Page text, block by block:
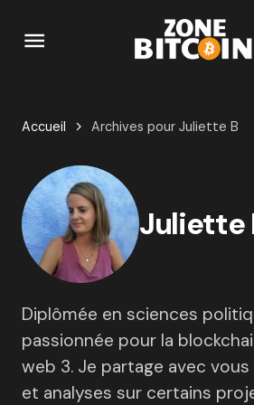
Accueil Archives pour Juliette B
Juliette
Diplômée en sciences
passionnée pour la
web 3. Je partage avec
et analyses sur certains